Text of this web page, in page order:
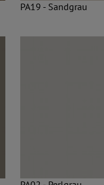
PA19 - Sandgrau